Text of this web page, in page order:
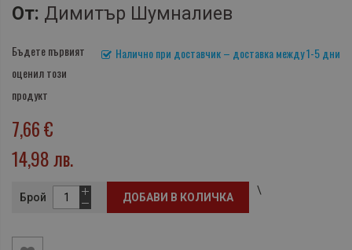
От: Димитър Шумналиев
Налично при доставчик – доставка между 1-5 дни
Бъдете първият
оценил този
продукт
7,66 €
14,98 лв.
Брой ДОБАВИ В КОЛИЧКА
\